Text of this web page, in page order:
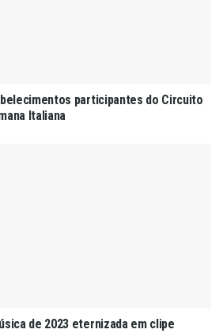
participantes do Circuito
Italiana
de 2023 eternizada em clipe